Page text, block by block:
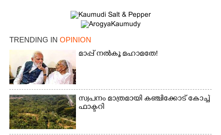
TRENDING IN OPINION
മാപ്പ് നൽകൂ മഹാമതേ!
സ്വപനം മാത്രമായി കഞ്ചിക്കോട് കോച്ച്
ഫാക്ടറി